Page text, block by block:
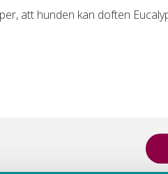
att hunden kan doften